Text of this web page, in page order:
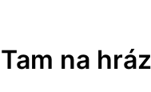
Tam na